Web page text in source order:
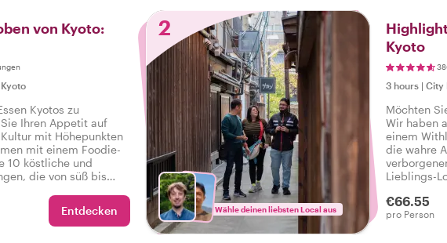
von Kyoto:
Kyoto
Kyotos zu
Ihren Appetit auf
mit Höhepunkten
mit einem Foodie-
10 köstliche und
die von süß bis
Tour in Kyoto.
Entdecken
2
Wähle deinen liebsten Local aus
Kyoto
3 hours | City
Möchten
Wir haben
einem
die wahre
Lieblings-
alles zu
können:
€66.55
pro Person